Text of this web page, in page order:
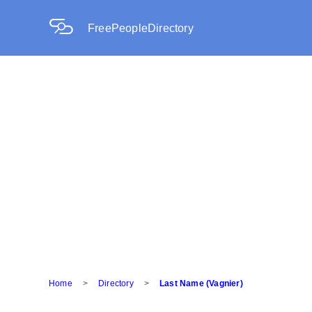
FreePeopleDirectory
Home > Directory > Last Name (Vagnier)